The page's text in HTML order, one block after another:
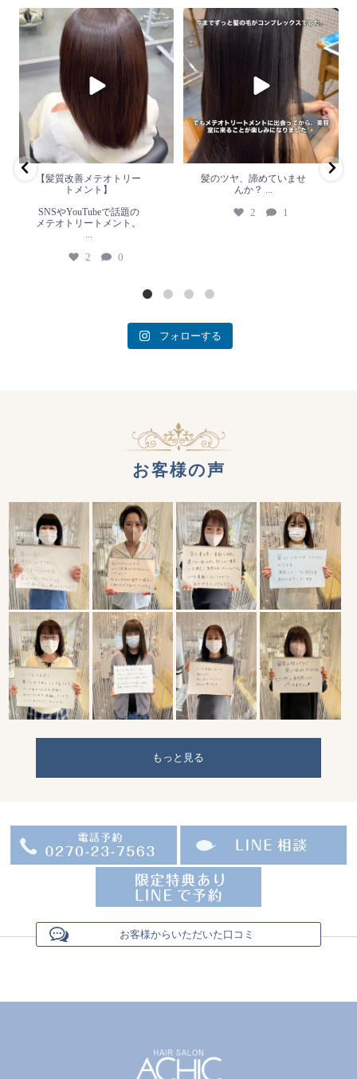
【髪質改善メテオトリートメン
SNSやYouTubeで話題のメテオト
リートメント。
2 0
【髪質改善メテオトリー
トメント】
SNSやYouTubeで話題の
メテオトリートメント。
...
2 0
髪のツヤ、諦めていません
1
髪のツヤ、諦めていませ
んか？ ...
2 1
フォローする
お客様の声
もっと見る
お客様からいただいた口コミ